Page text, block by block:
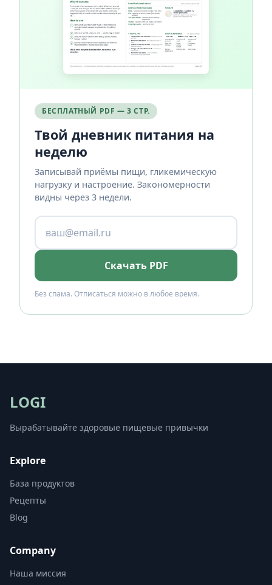
БЕСПЛАТНЫЙ PDF — 3 СТР.
Твой дневник питания на
неделю
Записывай приёмы пищи, гликемическую
нагрузку и настроение. Закономерности
видны через 3 недели.
Скачать PDF
Без спама. Отписаться можно в любое время.
LOGI
Вырабатывайте здоровые пищевые привычки
Explore
База продуктов
Рецепты
Blog
Company
Наша миссия